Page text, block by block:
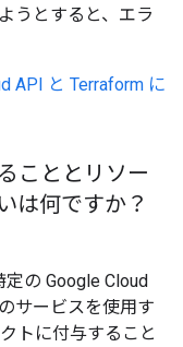
うとすると、エラ
API と Terraform に
こととリソー
は何ですか？
の Google Cloud
サービスを使用す
トに付与すること